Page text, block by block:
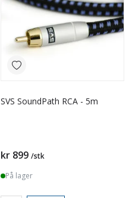
SVS SoundPath RCA - 5m
kr 899 /stk
På lager